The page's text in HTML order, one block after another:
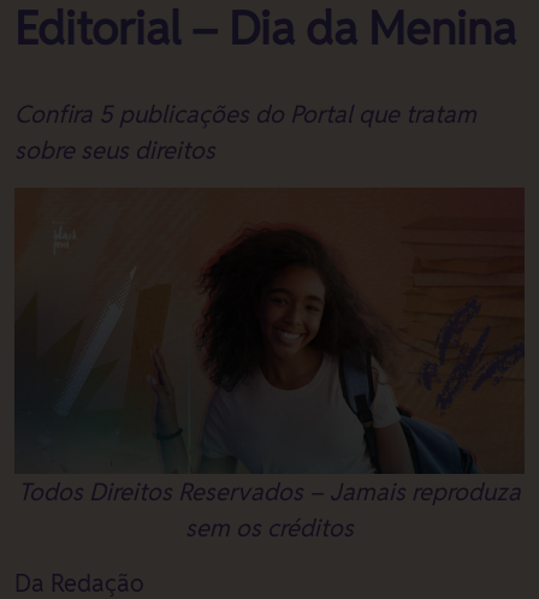
Editorial – Dia da Menina
Confira 5 publicações do Portal que tratam
sobre seus direitos
Todos Direitos Reservados – Jamais reproduza
sem os créditos
Da Redação